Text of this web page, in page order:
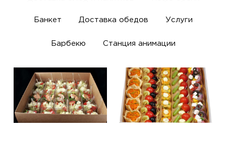
Банкет Доставка обедов Услуги
Барбекю Станция анимации